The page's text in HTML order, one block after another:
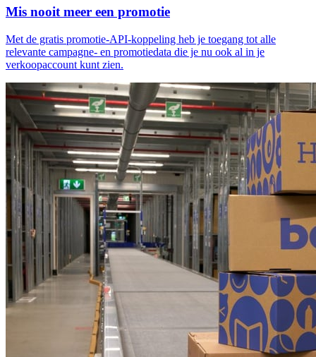
Mis nooit meer een promotie
Met de gratis promotie-API-koppeling heb je toegang tot alle
relevante campagne- en promotiedata die je nu ook al in je
verkoopaccount kunt zien.